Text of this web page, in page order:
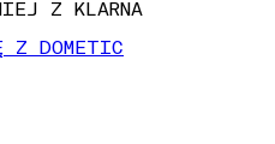
Z KLARNA
Z DOMETIC